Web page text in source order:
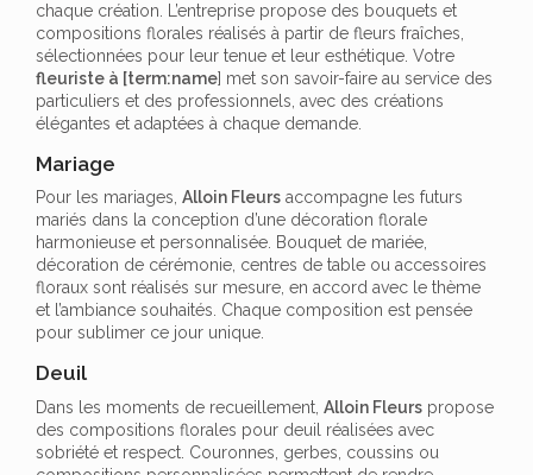
chaque création. L’entreprise propose des bouquets et
compositions florales réalisés à partir de fleurs fraîches,
sélectionnées pour leur tenue et leur esthétique. Votre
fleuriste à [term:name] met son savoir-faire au service des
particuliers et des professionnels, avec des créations
élégantes et adaptées à chaque demande.
Mariage
Pour les mariages, Alloin Fleurs accompagne les futurs
mariés dans la conception d’une décoration florale
harmonieuse et personnalisée. Bouquet de mariée,
décoration de cérémonie, centres de table ou accessoires
floraux sont réalisés sur mesure, en accord avec le thème
et l’ambiance souhaités. Chaque composition est pensée
pour sublimer ce jour unique.
Deuil
Dans les moments de recueillement, Alloin Fleurs propose
des compositions florales pour deuil réalisées avec
sobriété et respect. Couronnes, gerbes, coussins ou